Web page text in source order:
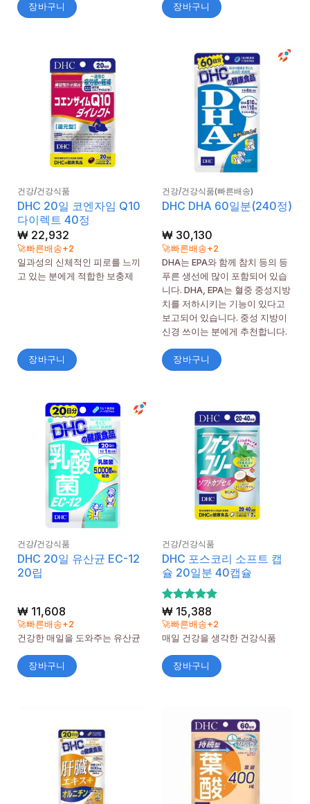
장바구니 장바구니
건강/건강식품
DHC 20일 코엔자임 Q10
다이렉트 40정
₩22,932
🚀빠른배송+2
일과성의 신체적인 피로를 느끼
고 있는 분에게 적합한 보충제
장바구니
건강/건강식품(빠른배송)
DHC DHA 60일분(240정)
₩30,130
🚀빠른배송+2
DHA는 EPA와 함께 참치 등의 등
푸른 생선에 많이 포함되어 있습
니다. DHA, EPA는 혈중 중성지방
치를 저하시키는 기능이 있다고
보고되어 있습니다. 중성 지방이
신경 쓰이는 분에게 추천합니다.
장바구니
건강/건강식품
DHC 20일 유산균 EC-12
20립
₩11,608
🚀빠른배송+2
건강한 매일을 도와주는 유산균
장바구니
건강/건강식품
DHC 포스코리 소프트 캡
슐 20일분 40캡슐
5 중에서
5로 평가
됨
₩15,388
🚀빠른배송+2
매일 건강을 생각한 건강식품
장바구니